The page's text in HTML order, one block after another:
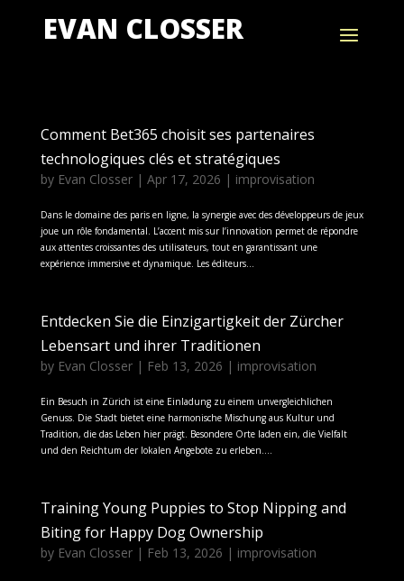
EVAN CLOSSER
Comment Bet365 choisit ses partenaires
technologiques clés et stratégiques
by Evan Closser| Apr 17, 2026 | improvisation
Dans le domaine des paris en ligne, la synergie avec des développeurs de jeux
joue un rôle fondamental. L’accent mis sur l’innovation permet de répondre
aux attentes croissantes des utilisateurs, tout en garantissant une
expérience immersive et dynamique. Les éditeurs...
Entdecken Sie die Einzigartigkeit der Zürcher
Lebensart und ihrer Traditionen
by Evan Closser| Feb 13, 2026 | improvisation
Ein Besuch in Zürich ist eine Einladung zu einem unvergleichlichen
Genuss. Die Stadt bietet eine harmonische Mischung aus Kultur und
Tradition, die das Leben hier prägt. Besondere Orte laden ein, die Vielfalt
und den Reichtum der lokalen Angebote zu erleben....
Training Young Puppies to Stop Nipping and
Biting for Happy Dog Ownership
by Evan Closser| Feb 13, 2026 | improvisation